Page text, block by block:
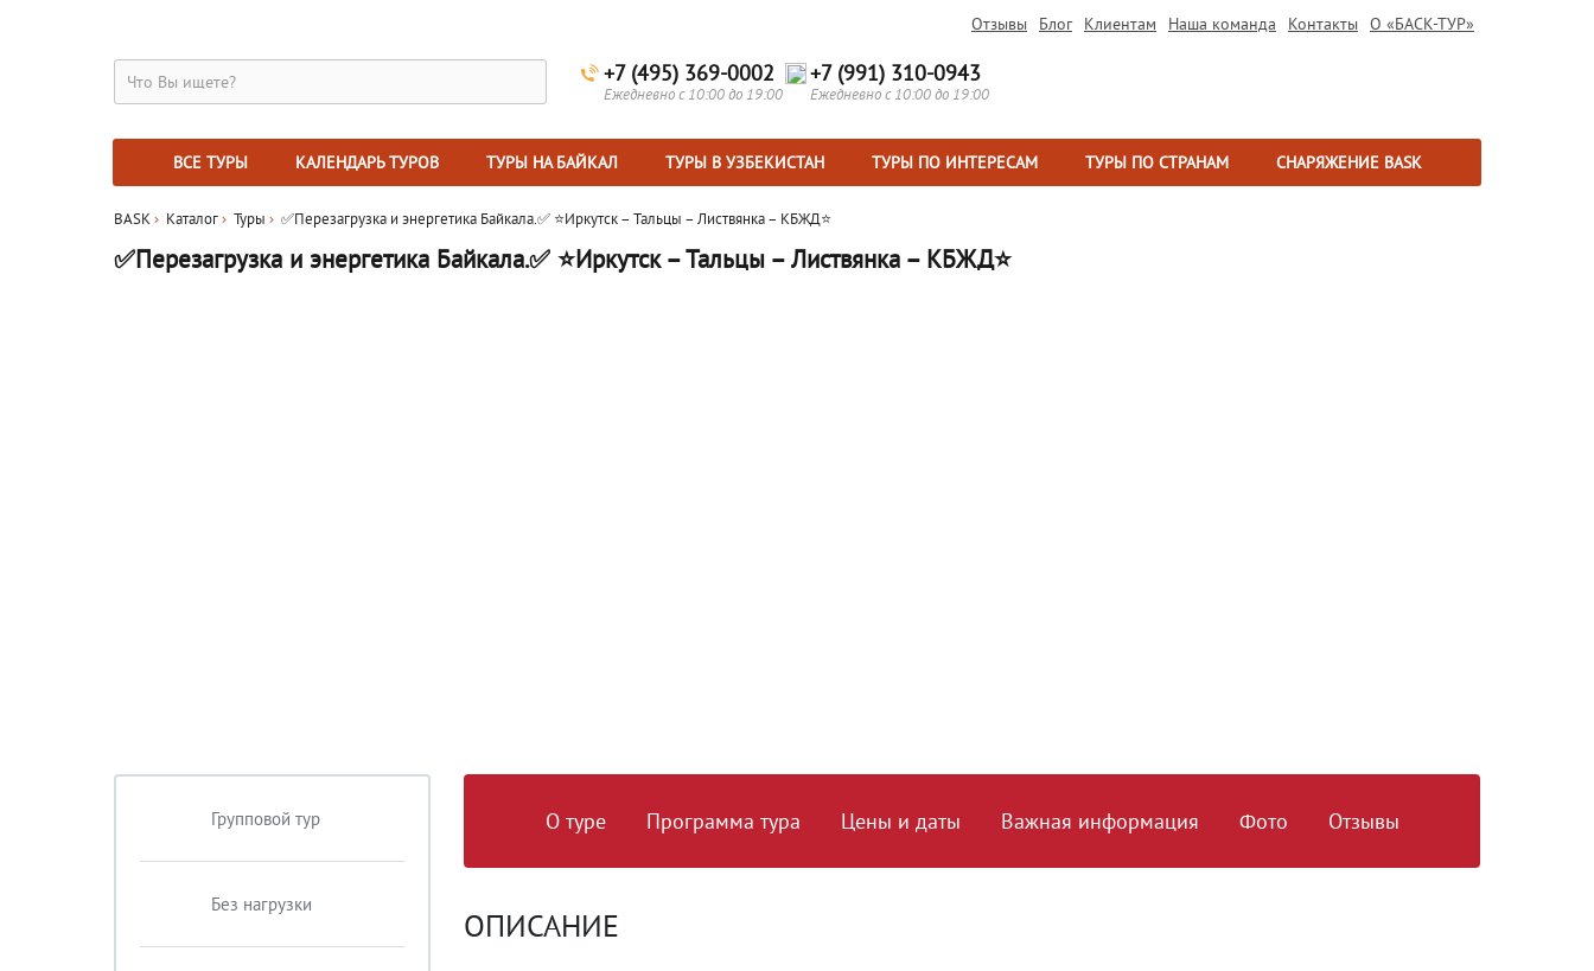
Отзывы Блог Клиентам Наша команда Контакты О «БАСК-ТУР»
+7 (495) 369-0002
Ежедневно с 10:00 до 19:00
+7 (991) 310-0943
Ежедневно с 10:00 до 19:00
ВСЕ ТУРЫ КАЛЕНДАРЬ ТУРОВ ТУРЫ НА БАЙКАЛ ТУРЫ В УЗБЕКИСТАН ТУРЫ ПО ИНТЕРЕСАМ ТУРЫ ПО СТРАНАМ СНАРЯЖЕНИЕ BASK
BASK Каталог Туры ✅Перезагрузка и энергетика Байкала.✅ ⭐Иркутск – Тальцы – Листвянка – КБЖД⭐
✅Перезагрузка и энергетика Байкала.✅ ⭐Иркутск – Тальцы – Листвянка – КБЖД⭐
Групповой тур
Без нагрузки
О туре Программа тура Цены и даты Важная информация Фото Отзывы
ОПИСАНИЕ